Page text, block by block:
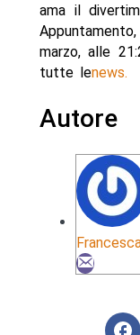
ama il
marzo, alle
tutte lenews.
Autore